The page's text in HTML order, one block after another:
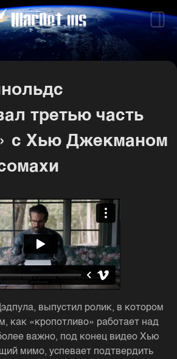
третью часть
с Хью Джекманом
выпустил ролик, в котором
как «кропотливо» работает над
важно, под конец видео Хью
мимо, успевает подтвердить